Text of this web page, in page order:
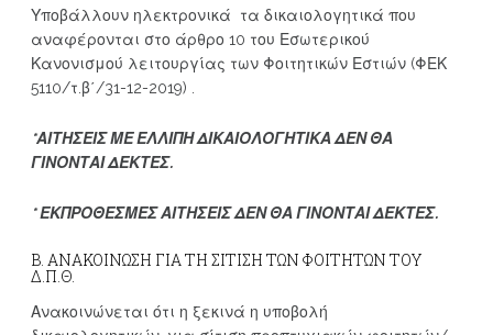
Υποβάλλουν ηλεκτρονικά τα δικαιολογητικά που
αναφέρονται στο άρθρο 10 του Εσωτερικού
Κανονισμού λειτουργίας των Φοιτητικών Εστιών (ΦΕΚ
5110/τ.β΄/31-12-2019) .
*ΑΙΤΗΣΕΙΣ ΜΕ ΕΛΛΙΠΗ ΔΙΚΑΙΟΛΟΓΗΤΙΚΑ ΔΕΝ ΘΑ
ΓΙΝΟΝΤΑΙ ΔΕΚΤΕΣ.
* ΕΚΠΡΟΘΕΣΜΕΣ ΑΙΤΗΣΕΙΣ ΔΕΝ ΘΑ ΓΙΝΟΝΤΑΙ ΔΕΚΤΕΣ.
Β. ΑΝΑΚΟΙΝΩΣΗ ΓΙΑ ΤΗ ΣΙΤΙΣΗ ΤΩΝ ΦΟΙΤΗΤΩΝ ΤΟΥ
Δ.Π.Θ.
Ανακοινώνεται ότι η ξεκινά η υποβολή